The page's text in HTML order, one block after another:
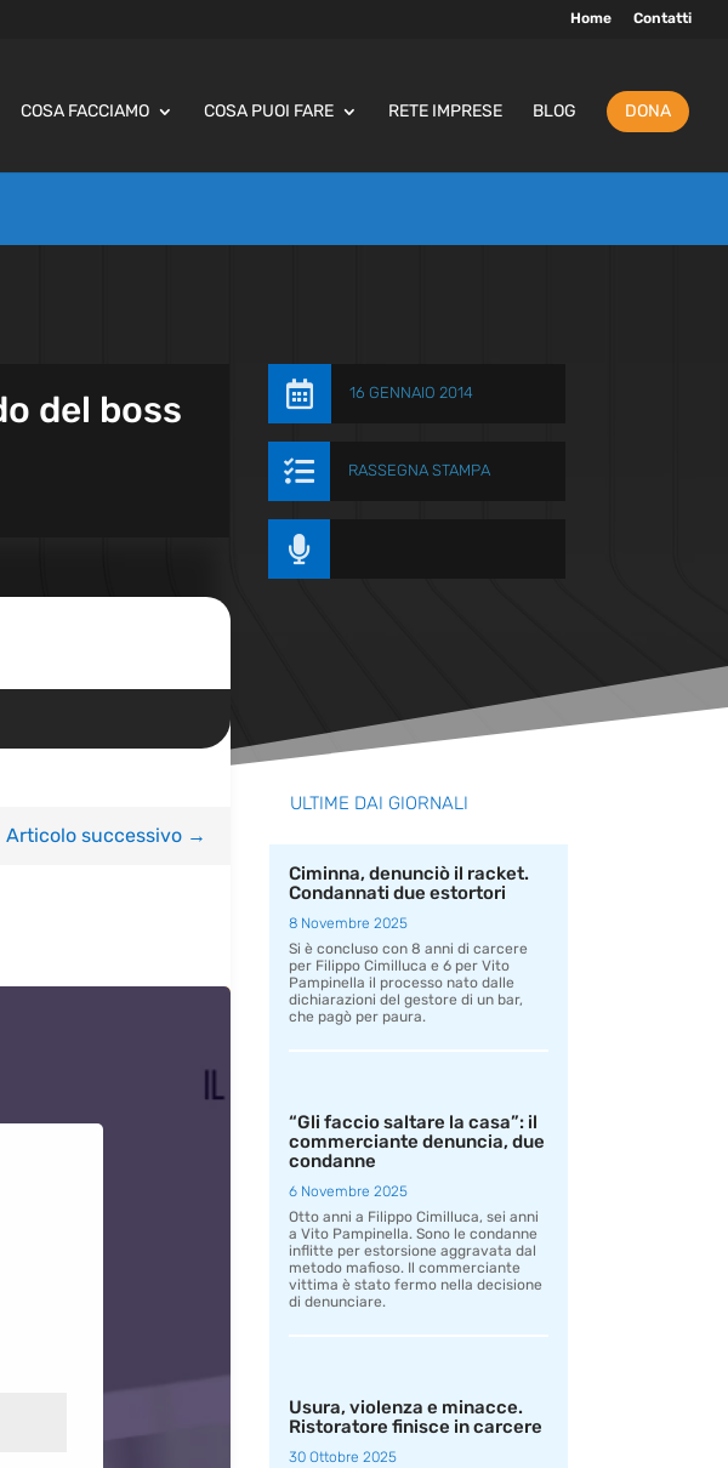
Home Contatti
COSA FACCIAMO COSA PUOI FARE RETE IMPRESE BLOG DONA
del boss
 16 GENNAIO 2014
 RASSEGNA STAMPA

Articolo successivo→
ULTIME DAI GIORNALI
Ciminna, denunciò il racket.
Condannati due estortori
8 Novembre 2025
Si è concluso con 8 anni di carcere
per Filippo Cimilluca e 6 per Vito
Pampinella il processo nato dalle
dichiarazioni del gestore di un bar,
che pagò per paura.
“Gli faccio saltare la casa”: il
commerciante denuncia, due
condanne
6 Novembre 2025
Otto anni a Filippo Cimilluca, sei anni
a Vito Pampinella. Sono le condanne
inflitte per estorsione aggravata dal
metodo mafioso. Il commerciante
vittima è stato fermo nella decisione
di denunciare.
Usura, violenza e minacce.
Ristoratore finisce in carcere
30 Ottobre 2025